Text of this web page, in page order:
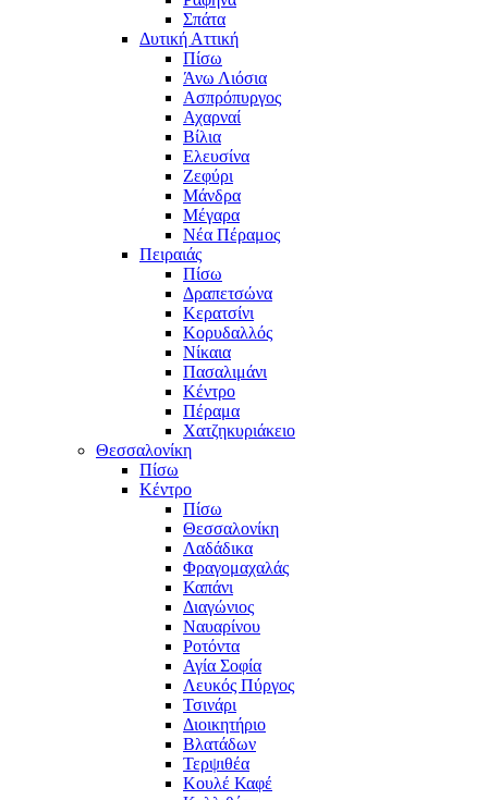
Σπάτα
Δυτική Αττική
Πίσω
Άνω Λιόσια
Ασπρόπυργος
Αχαρναί
Βίλια
Ελευσίνα
Ζεφύρι
Μάνδρα
Μέγαρα
Νέα Πέραμος
Πειραιάς
Πίσω
Δραπετσώνα
Κερατσίνι
Κορυδαλλός
Νίκαια
Πασαλιμάνι
Κέντρο
Πέραμα
Χατζηκυριάκειο
Θεσσαλονίκη
Πίσω
Κέντρο
Πίσω
Θεσσαλονίκη
Λαδάδικα
Φραγομαχαλάς
Καπάνι
Διαγώνιος
Ναυαρίνου
Ροτόντα
Αγία Σοφία
Λευκός Πύργος
Τσινάρι
Διοικητήριο
Βλατάδων
Τερψιθέα
Κουλέ Καφέ